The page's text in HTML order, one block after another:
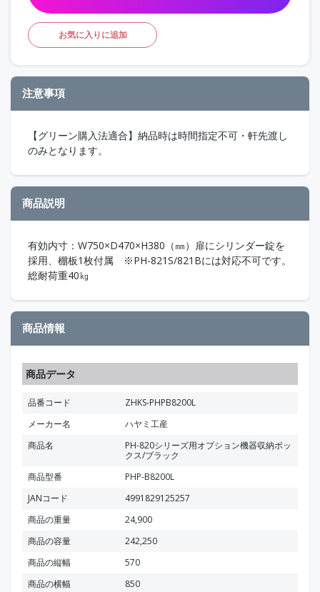
お気に入りに追加
注意事項
【グリーン購入法適合】納品時は時間指定不可・軒先渡し
のみとなります。
商品説明
有効内寸：W750×D470×H380（㎜）扉にシリンダー錠を
採用、棚板1枚付属 ※PH-821S/821Bには対応不可です。
総耐荷重40㎏
商品情報
商品データ
品番コード
ZHKS-PHPB8200L
メーカー名
ハヤミ工産
商品名
PH-820シリーズ用オプション機器収納ボッ
クス/ブラック
商品型番
PHP-B8200L
JANコード
4991829125257
商品の重量
24,900
商品の容量
242,250
商品の縦幅
570
商品の横幅
850